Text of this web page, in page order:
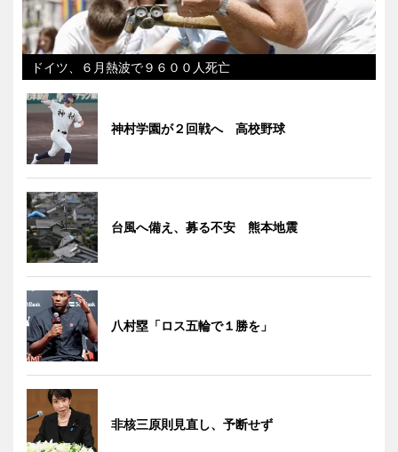
ドイツ、６月熱波で９６００人死亡
神村学園が２回戦へ 高校野球
台風へ備え、募る不安 熊本地震
八村塁「ロス五輪で１勝を」
非核三原則見直し、予断せず